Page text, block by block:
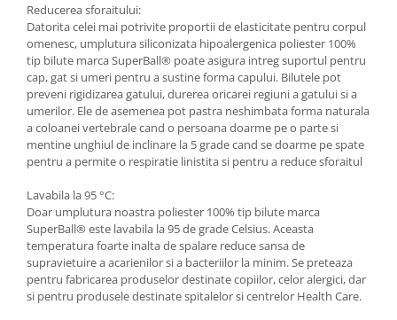
Reducerea sforaitului:
Datorita celei mai potrivite proportii de elasticitate pentru corpul
omenesc, umplutura siliconizata hipoalergenica poliester 100%
tip bilute marca SuperBall® poate asigura intreg suportul pentru
cap, gat si umeri pentru a sustine forma capului. Bilutele pot
preveni rigidizarea gatului, durerea oricarei regiuni a gatului si a
umerilor. Ele de asemenea pot pastra neshimbata forma naturala
a coloanei vertebrale cand o persoana doarme pe o parte si
mentine unghiul de inclinare la 5 grade cand se doarme pe spate
pentru a permite o respiratie linistita si pentru a reduce sforaitul
Lavabila la 95 °C:
Doar umplutura noastra poliester 100% tip bilute marca
SuperBall® este lavabila la 95 de grade Celsius. Aceasta
temperatura foarte inalta de spalare reduce sansa de
supravietuire a acarienilor si a bacteriilor la minim. Se preteaza
pentru fabricarea produselor destinate copiilor, celor alergici, dar
si pentru produsele destinate spitalelor si centrelor Health Care.